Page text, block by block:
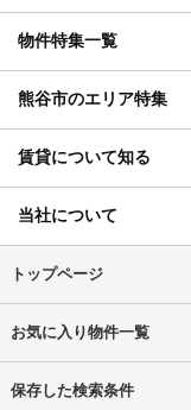
物件特集一覧
熊谷市のエリア特集
賃貸について知る
当社について
トップページ
お気に入り物件一覧
保存した検索条件